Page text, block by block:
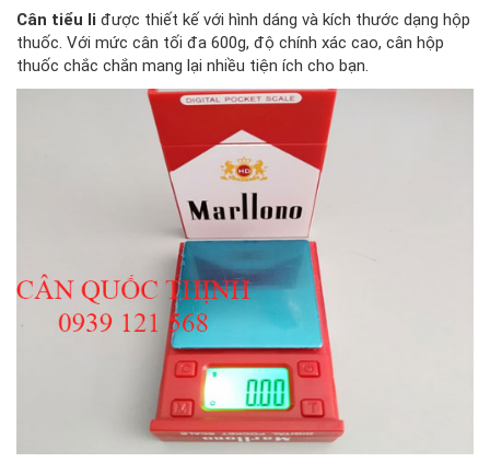
Cân tiểu li được thiết kế với hình dáng và kích thước dạng hộp
thuốc. Với mức cân tối đa 600g, độ chính xác cao, cân hộp
thuốc chắc chắn mang lại nhiều tiện ích cho bạn.